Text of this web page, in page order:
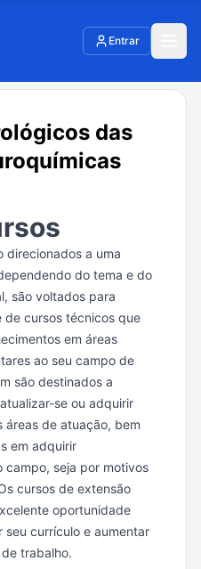
Entrar
das
direcionados a uma
do tema e do
são voltados para
de cursos técnicos que
em áreas
ao seu campo de
são destinados a
se ou adquirir
áreas de atuação, bem
em adquirir
campo, seja por motivos
cursos de extensão
oportunidade
seu currículo e aumentar
trabalho.